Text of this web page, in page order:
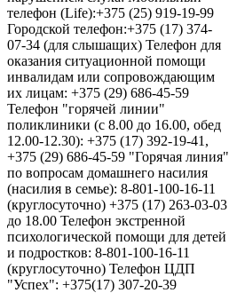
телефон (Life):+375 (25) 919-19-99
Городской телефон:+375 (17) 374-
07-34 (для слышащих) Телефон для
оказания ситуационной помощи
инвалидам или сопровождающим
их лицам: +375 (29) 686-45-59
Телефон "горячей линии"
поликлиники (с 8.00 до 16.00, обед
12.00-12.30): +375 (17) 392-19-41,
+375 (29) 686-45-59 "Горячая линия"
по вопросам домашнего насилия
(насилия в семье): 8-801-100-16-11
(круглосуточно) +375 (17) 263-03-03
до 18.00 Телефон экстренной
психологической помощи для детей
и подростков: 8-801-100-16-11
(круглосуточно) Телефон ЦДП
"Успех": +375(17) 307-20-39